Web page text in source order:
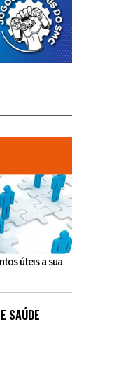
úteis a sua
SAÚDE